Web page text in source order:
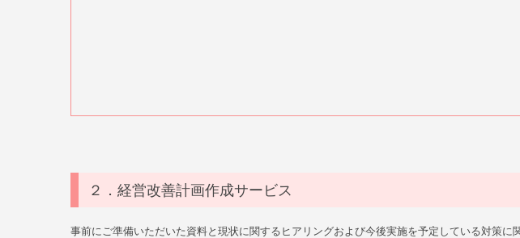
２．経営改善計画作成サービス
事前にご準備いただいた資料と現状に関するヒアリングおよび今後実施を予定している対策